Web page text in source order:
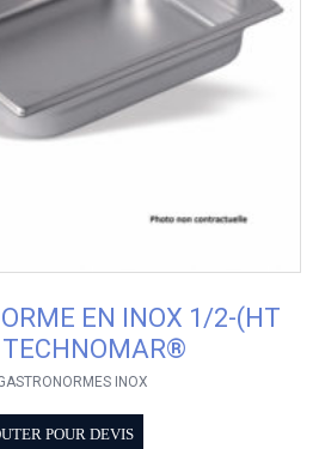
EN INOX 1/2-(HT
INOX
POUR DEVIS